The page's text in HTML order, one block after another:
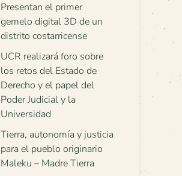
Presentan el primer
gemelo digital 3D de un
distrito costarricense
UCR realizará foro sobre
los retos del Estado de
Derecho y el papel del
Poder Judicial y la
Universidad
Tierra, autonomía y justicia
para el pueblo originario
Maleku – Madre Tierra